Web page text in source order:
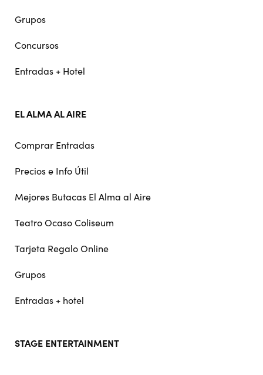
Grupos
Concursos
Entradas + Hotel
EL ALMA AL AIRE
Comprar Entradas
Precios e Info Útil
Mejores Butacas El Alma al Aire
Teatro Ocaso Coliseum
Tarjeta Regalo Online
Grupos
Entradas + hotel
STAGE ENTERTAINMENT